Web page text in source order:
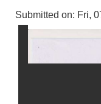
Submitted on: Fri,